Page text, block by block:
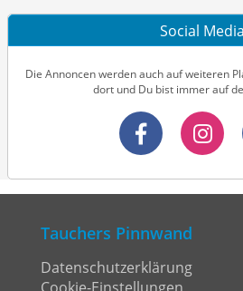
Social Media
Die Annoncen werden auch auf weiteren
dort und Du bist immer auf
Tauchers Pinnwand
Datenschutzerklärung